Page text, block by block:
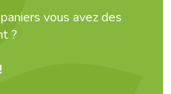
vous avez des
?